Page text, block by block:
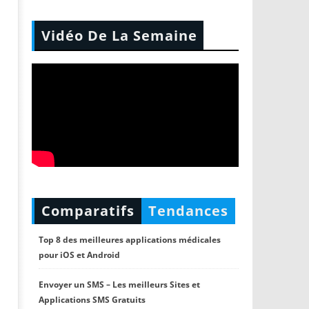
Vidéo De La Semaine
Comparatifs Tendances
Top 8 des meilleures applications médicales
pour iOS et Android
Envoyer un SMS – Les meilleurs Sites et
Applications SMS Gratuits